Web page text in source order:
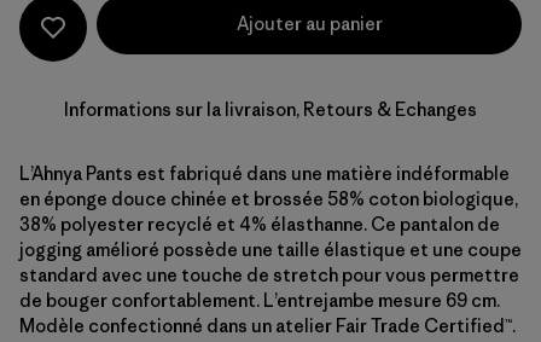
Ajouter au panier
Informations sur la livraison, Retours & Echanges
L’Ahnya Pants est fabriqué dans une matière indéformable
en éponge douce chinée et brossée 58% coton biologique,
38% polyester recyclé et 4% élasthanne. Ce pantalon de
jogging amélioré possède une taille élastique et une coupe
standard avec une touche de stretch pour vous permettre
de bouger confortablement. L’entrejambe mesure 69 cm.
Modèle confectionné dans un atelier Fair Trade Certified™.